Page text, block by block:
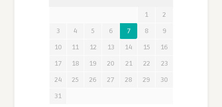
1
2
3
4 5 6 7 8
9
10
11 12 13 14 15
16
17
18 19 20 21 22
23
24
25 26 27 28 29
30
31